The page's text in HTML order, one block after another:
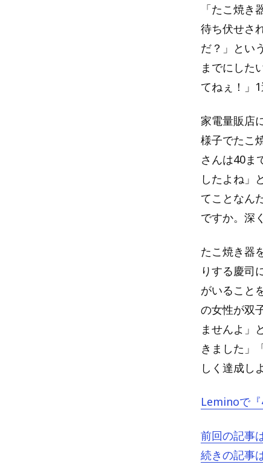
「たこ焼
待ち伏せさ
だ？」とい
までにした
てねぇ！」
家電量販店
様子でたこ
さんは40ま
したよね」
てことなん
ですか。深
たこ焼き器
りする慶司
がいること
の女性が双
ませんよ」
きました」
しく達成し
Leminoで
前回の記事
続きの記事